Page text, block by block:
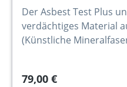
Der Asbest Test Plus
verdächtiges Material
(Künstliche
79,00 €